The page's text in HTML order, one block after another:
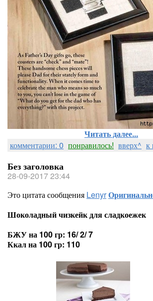
Читать далее...
комментарии: 0 понравилось! вверх^ к
Без заголовка
28-09-2017 23:44
Это цитата сообщения Lenyr
Шоколадный чизкейк для сладкоежек
БЖУ на 100 гр: 16/ 2/ 7
Ккал на 100 гр: 110